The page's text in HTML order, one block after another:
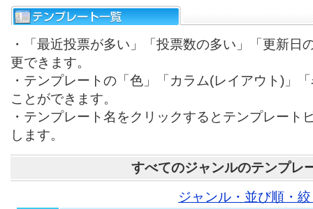
・「最近投票が多い」「投票数の多い」「更新日
更できます。
・テンプレートの「色」「カラム(レイアウト)」
ことができます。
・テンプレート名をクリックするとテンプレート
します。
すべてのジャンルのテンプレ
ジャンル・並び順・